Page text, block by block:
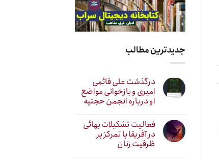
جدیدترین مطالب
درگذشت علی قائمی
امیری و بازخوانی مواضع
او درباره انجمن حجتیه
فعالیت تشکیلات بهائی
در آفریقا با تمرکز بر
ظرفیت زنان